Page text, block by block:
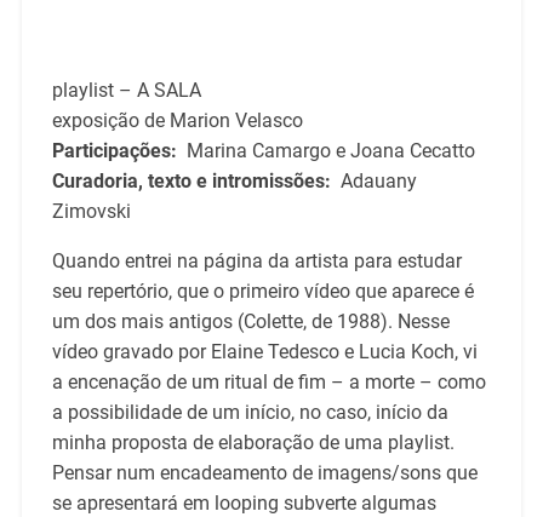
playlist – A SALA
exposição de Marion Velasco
Participações: Marina Camargo e Joana Cecatto
Curadoria, texto e intromissões: Adauany
Zimovski
Quando entrei na página da artista para estudar
seu repertório, que o primeiro vídeo que aparece é
um dos mais antigos (Colette, de 1988). Nesse
vídeo gravado por Elaine Tedesco e Lucia Koch, vi
a encenação de um ritual de fim – a morte – como
a possibilidade de um início, no caso, início da
minha proposta de elaboração de uma playlist.
Pensar num encadeamento de imagens/sons que
se apresentará em looping subverte algumas